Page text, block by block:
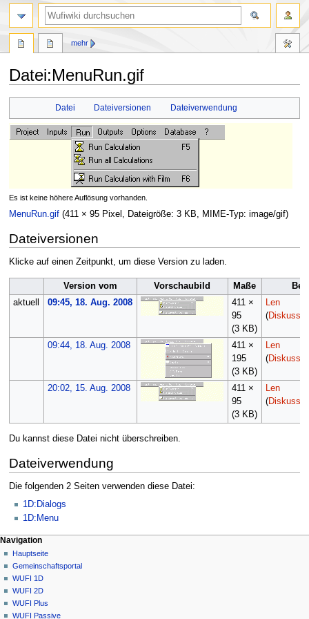
Datei:MenuRun.gif
springen
springen
Datei Dateiversionen Dateiverwendung
Es ist keine höhere Auflösung vorhanden.
MenuRun.gif (411 × 95 Pixel, Dateigröße: 3 KB, MIME-Typ: image/gif)
Dateiversionen
Klicke auf einen Zeitpunkt, um diese Version zu laden.
Version vom Vorschaubild Maße
aktuell
09:45, 18. Aug. 2008
411 ×
95
(3 KB)
Len
(
09:44, 18. Aug. 2008
411 ×
195
(3 KB)
Len
(
20:02, 15. Aug. 2008
411 ×
95
(3 KB)
Len
(
Du kannst diese Datei nicht überschreiben.
Dateiverwendung
Die folgenden 2 Seiten verwenden diese Datei:
1D:Dialogs
1D:Menu
N
a
v
g
Seitenaktionen
Datei
Diskussion
Lesen
Quelltext
anzeigen
Versionsgeschichte
mehr
Meine Werkzeuge
Anmelden
Navigation
Hauptseite
Gemeinschafts­portal
WUFI 1D
WUFI 2D
WUFI Plus
WUFI Passive
Suche